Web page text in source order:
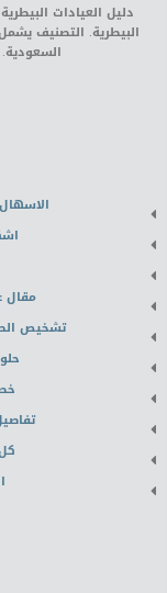
دليل العيادات
البيطرية. التصنيف
مقال
تشخيص